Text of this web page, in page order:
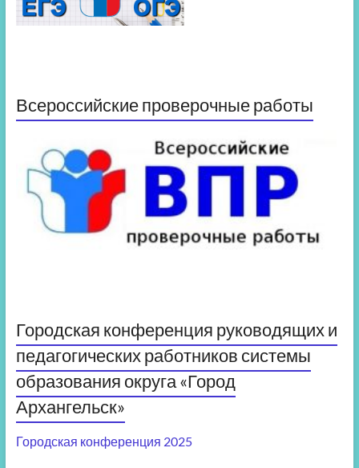
Всероссийские проверочные работы
Городская конференция руководящих и
педагогических работников системы
образования округа «Город
Архангельск»
Городская конференция 2025